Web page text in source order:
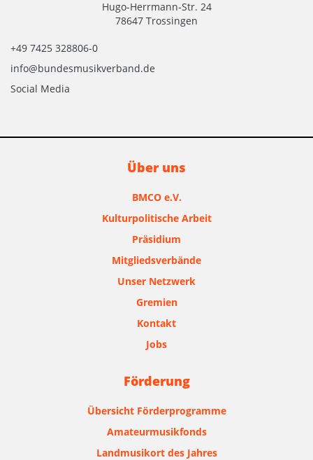
Hugo-Herrmann-Str. 24
78647 Trossingen
+49 7425 328806-0
info@bundesmusikverband.de
Social Media
Über uns
BMCO e.V.
Kulturpolitische Arbeit
Präsidium
Mitgliedsverbände
Unser Netzwerk
Gremien
Kontakt
Jobs
Förderung
Übersicht Förderprogramme
Amateurmusikfonds
Landmusikort des Jahres